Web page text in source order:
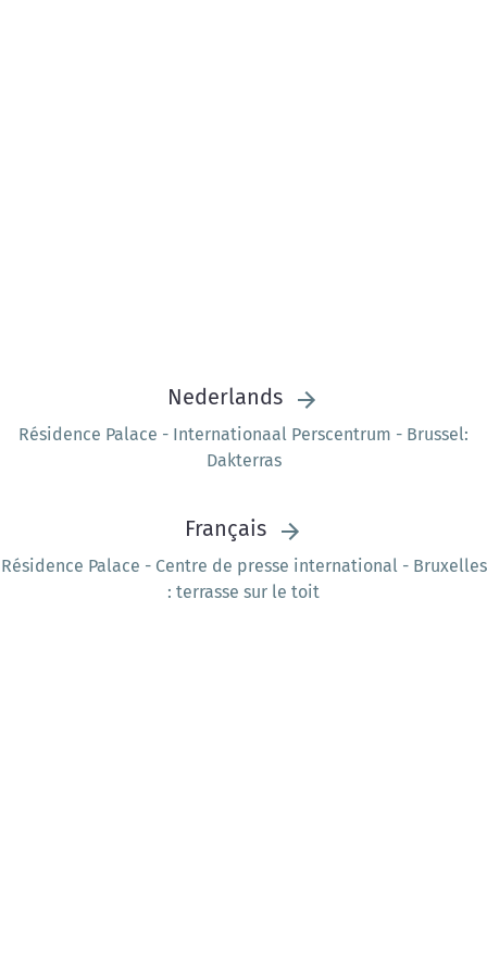
Nederlands
Résidence Palace - Internationaal Perscentrum - Brussel:
Dakterras
Français
Résidence Palace - Centre de presse international - Bruxelles
: terrasse sur le toit